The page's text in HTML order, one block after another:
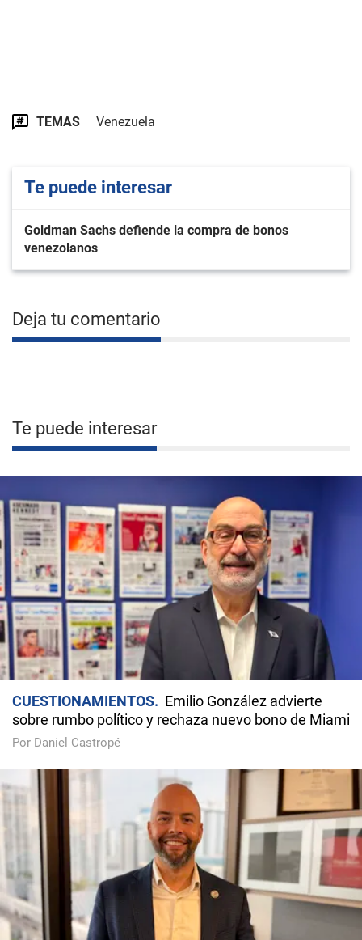
TEMAS Venezuela
Te puede interesar
Goldman Sachs defiende la compra de bonos
venezolanos
Deja tu comentario
Te puede interesar
CUESTIONAMIENTOS
Emilio González advierte
sobre rumbo político y rechaza nuevo bono de Miami
Por Daniel Castropé